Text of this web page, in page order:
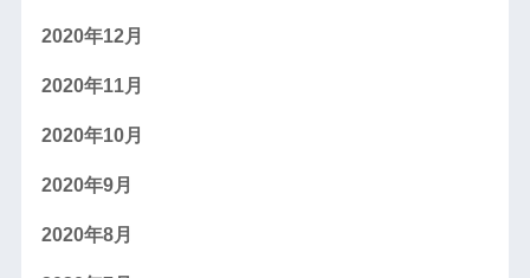
2020年12月
2020年11月
2020年10月
2020年9月
2020年8月